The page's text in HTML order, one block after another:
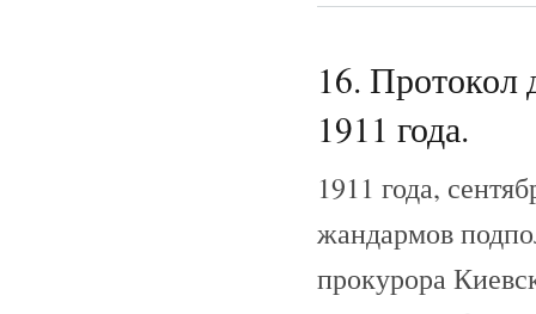
16. Протокол
1911 года.
1911 года,
жандармов
прокурора